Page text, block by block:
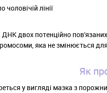
чоловічій лінії
ДНК двох потенційно
яка не змінюється для
Як
у вигляді мазка з